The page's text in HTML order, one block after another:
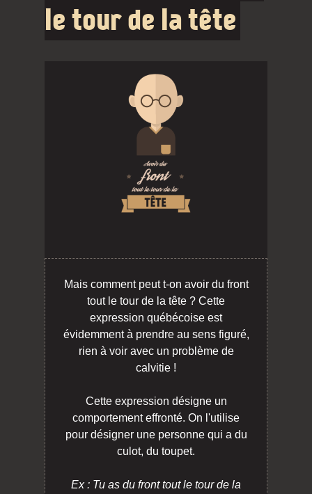
le tour de la tête
Mais comment peut t-on avoir du front
tout le tour de la tête ? Cette
expression québécoise est
évidemment à prendre au sens figuré,
rien à voir avec un problème de
calvitie !
Cette expression désigne un
comportement effronté. On l'utilise
pour désigner une personne qui a du
culot, du toupet.
Ex : Tu as du front tout le tour de la